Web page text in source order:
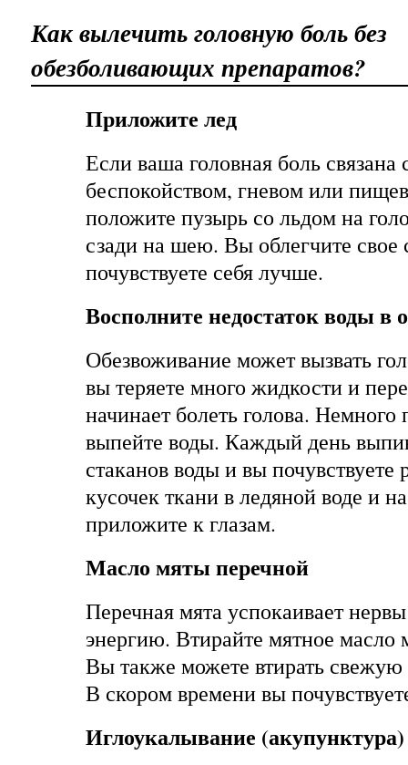
Как вылечить головную боль без
обезболивающих препаратов?
Приложите лед
Если ваша головная боль связана
беспокойством, гневом или
положите пузырь со льдом на
сзади на шею. Вы облегчите свое
почувствуете себя лучше.
Восполните недостаток воды в
Обезвоживание может вызвать
вы теряете много жидкости и
начинает болеть голова.
выпейте воды. Каждый день
стаканов воды и вы
кусочек ткани в ледяной воде и
приложите к глазам.
Масло мяты перечной
Перечная мята успокаивает
энергию. Втирайте мятное масло
Вы также можете втирать
В скором времени вы
Иглоукалывание (акупунктура)